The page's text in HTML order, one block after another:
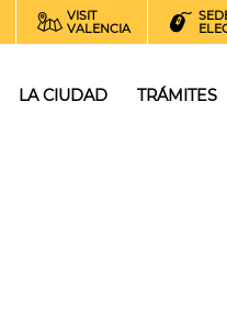
VISIT
VALENCIA
LA CIUDAD TRÁMITES